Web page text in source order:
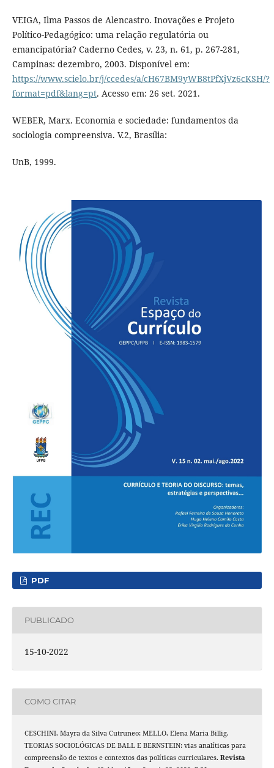
VEIGA, Ilma Passos de Alencastro. Inovações e Projeto
Político-Pedagógico: uma relação regulatória ou
emancipatória? Caderno Cedes, v. 23, n. 61, p. 267-281,
Campinas: dezembro, 2003. Disponível em:
https://www.scielo.br/j/ccedes/a/cH67BM9yWB8tPfXjVz6cKSH/?
format=pdf&lang=pt. Acesso em: 26 set. 2021.
WEBER, Marx. Economia e sociedade: fundamentos da
sociologia compreensiva. V.2, Brasília:
UnB, 1999.
PDF
PUBLICADO
15-10-2022
COMO CITAR
CESCHINI, Mayra da Silva Cutruneo; MELLO, Elena Maria Billig.
TEORIAS SOCIOLÓGICAS DE BALL E BERNSTEIN: vias analíticas para
compreensão de textos e contextos das políticas curriculares. Revista